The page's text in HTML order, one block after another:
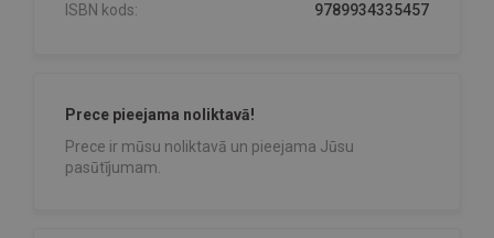
ISBN kods: 9789934335457
Prece pieejama noliktavā!
Prece ir mūsu noliktavā un pieejama Jūsu
pasūtījumam.